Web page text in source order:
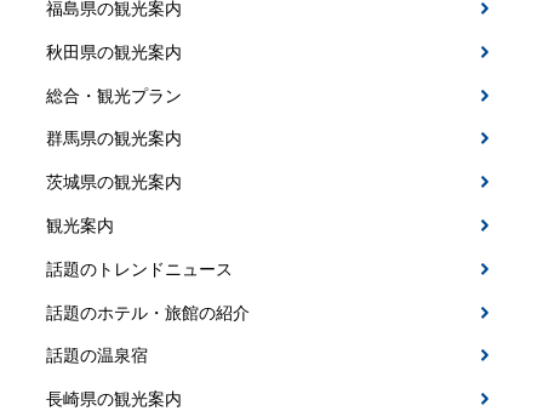
福島県の観光案内
秋田県の観光案内
総合・観光プラン
群馬県の観光案内
茨城県の観光案内
観光案内
話題のトレンドニュース
話題のホテル・旅館の紹介
話題の温泉宿
長崎県の観光案内